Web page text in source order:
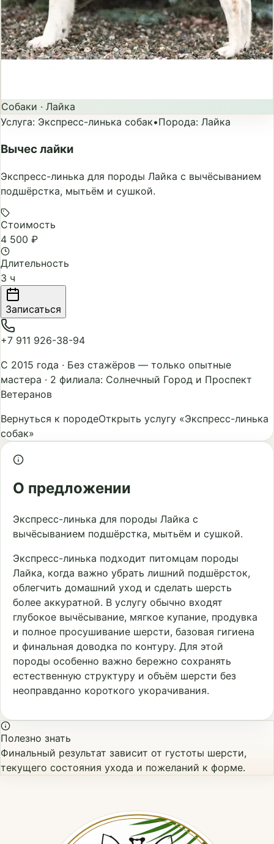
Собаки · Лайка
Услуга: Экспресс-линька собак•Порода: Лайка
Вычес лайки
Экспресс-линька для породы Лайка с вычёсыванием
подшёрстка, мытьём и сушкой.
Стоимость
4 500 ₽
Длительность
3 ч
Записаться
+7 911 926-38-94
С 2015 года · Без стажёров — только опытные
мастера · 2 филиала: Солнечный Город и Проспект
Ветеранов
Вернуться к породеОткрыть услугу «Экспресс-линька
собак»
О предложении
Экспресс-линька для породы Лайка с
вычёсыванием подшёрстка, мытьём и сушкой.
Экспресс-линька подходит питомцам породы
Лайка, когда важно убрать лишний подшёрсток,
облегчить домашний уход и сделать шерсть
более аккуратной. В услугу обычно входят
глубокое вычёсывание, мягкое купание, продувка
и полное просушивание шерсти, базовая гигиена
и финальная доводка по контуру. Для этой
породы особенно важно бережно сохранять
естественную структуру и объём шерсти без
неоправданно короткого укорачивания.
Полезно знать
Финальный результат зависит от густоты шерсти,
текущего состояния ухода и пожеланий к форме.